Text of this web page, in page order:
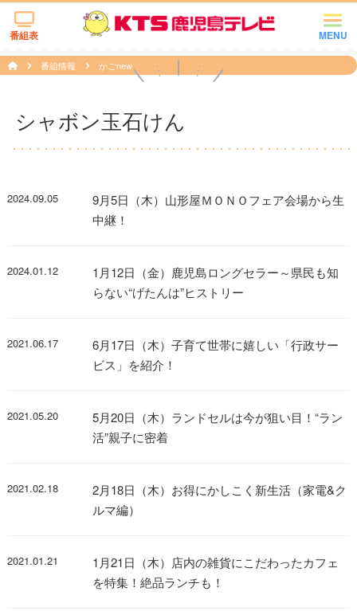
MENU
番組表
番組情報 かごnew
シャボン玉石けん
2024.09.05
9月5日（木）山形屋ＭＯＮＯフェア会場から生
中継！
2024.01.12
1月12日（金）鹿児島ロングセラー～県民も知
らない“げたんは”ヒストリー
2021.06.17
6月17日（木）子育て世帯に嬉しい「行政サー
ビス」を紹介！
2021.05.20
5月20日（木）ランドセルは今が狙い目！“ラン
活”親子に密着
2021.02.18
2月18日（木）お得にかしこく新生活（家電&ク
ルマ編）
2021.01.21
1月21日（木）店内の雑貨にこだわったカフェ
を特集！絶品ランチも！